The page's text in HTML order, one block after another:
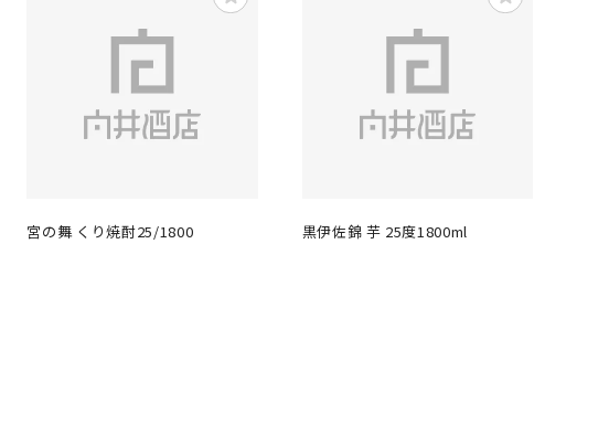
宮の舞 くり焼酎25/1800 黒伊佐錦 芋 25度1800ml